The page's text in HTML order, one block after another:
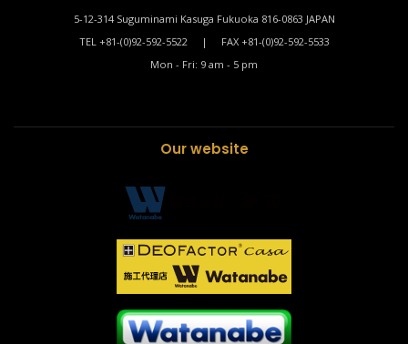
5-12-314 Suguminami Kasuga Fukuoka 816-0863 JAPAN
TEL +81-(0)92-592-5522 | FAX +81-(0)92-592-5533
Mon - Fri: 9 am - 5 pm
Our website